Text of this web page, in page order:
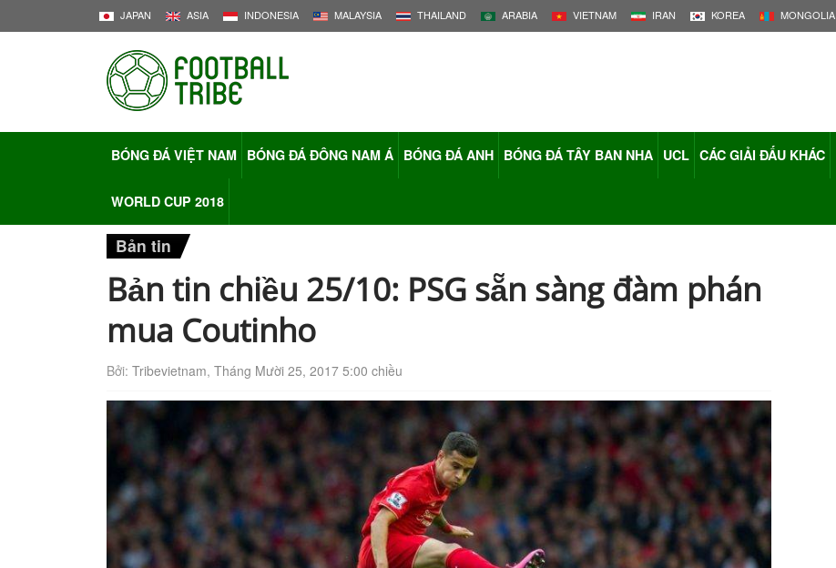
JAPAN ASIA INDONESIA MALAYSIA THAILAND ARABIA VIETNAM IRAN KOREA MONGOLIA
BÓNG ĐÁ VIỆT NAM BÓNG ĐÁ ĐÔNG NAM Á BÓNG ĐÁ ANH BÓNG ĐÁ TÂY BAN NHA UCL CÁC GIẢI ĐẤU KHÁC
WORLD CUP 2018
Bản tin
Bản tin chiều 25/10: PSG sẵn sàng đàm phán
mua Coutinho
Bởi: Tribevietnam, Tháng Mười 25, 2017 5:00 chiều